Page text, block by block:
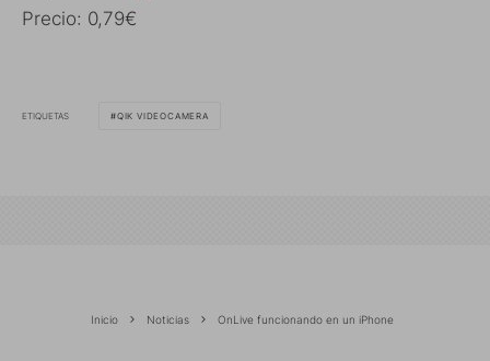
Precio: 0,79€
ETIQUETAS QIK VIDEOCAMERA
Inicio Noticias OnLive funcionando en un iPhone